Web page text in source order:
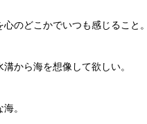
のどこかでいつも感じること。
から海を想像して欲しい。
。